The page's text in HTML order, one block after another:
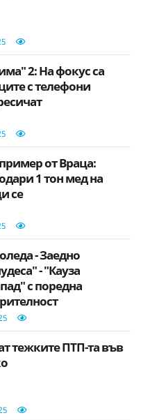
2: На фокус са
с телефони
от Враца:
1 тон мед на
се
- Заедно
- "Кауза
с поредна
тежките ПТП-та във